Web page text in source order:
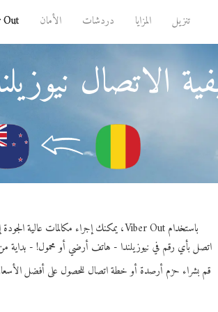
تنزيل المزايا دردشات الأمان
الاتصال
باستخدام Viber Out، يمكنك إجراء مكالمات عالية الجودة إلى نيوزيلندا من مالي.
اتصل بأي رقم في نيوزيلندا - هاتف أرضي أو محمول! - بداية من 1.9 ¢ فقط لكل
قم بشراء حزم أرصدة أو خطة اتصال للحصول على أفضل الأسعار